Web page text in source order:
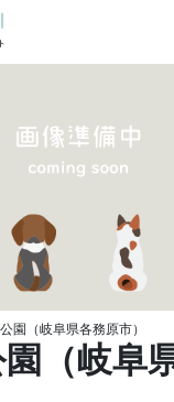
園（岐阜県各務原市）
（岐阜